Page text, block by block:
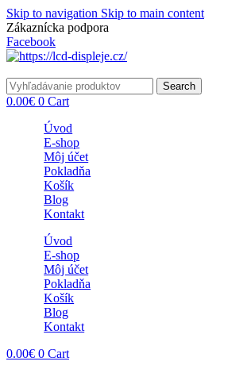
Skip to navigation Skip to main content
Zákaznícka podpora
Facebook
Search
0.00€ 0 Cart
Úvod
E-shop
Môj účet
Pokladňa
Košík
Blog
Kontakt
Úvod
E-shop
Môj účet
Pokladňa
Košík
Blog
Kontakt
0.00€ 0 Cart